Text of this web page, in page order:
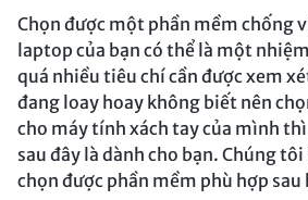
Chọn được một phần mềm chống
laptop của bạn có thể là một
quá nhiều tiêu chí cần được xem
đang loay hoay không biết nên
cho máy tính xách tay của mình
sau đây là dành cho bạn. Chúng
chọn được phần mềm phù hợp sau